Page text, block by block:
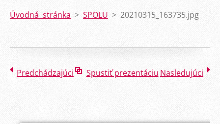
Úvodná stránka > SPOLU > 20210315_163735.jpg
Predchádzajúci Spustiť prezentáciu Nasledujúci